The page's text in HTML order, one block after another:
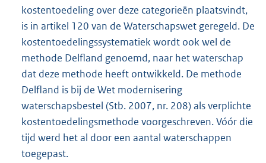
kostentoedeling over deze categorieën plaatsvindt,
is in artikel 120 van de Waterschapswet geregeld. De
kostentoedelingssystematiek wordt ook wel de
methode Delfland genoemd, naar het waterschap
dat deze methode heeft ontwikkeld. De methode
Delfland is bij de Wet modernisering
waterschapsbestel (Stb. 2007, nr. 208) als verplichte
kostentoedelingsmethode voorgeschreven. Vóór die
tijd werd het al door een aantal waterschappen
toegepast.